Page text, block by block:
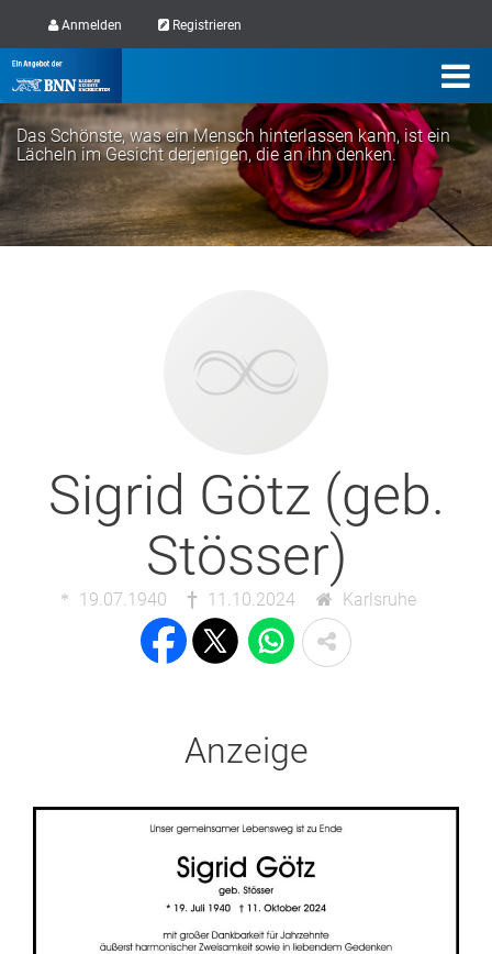
Anmelden Registrieren
Das Schönste, was ein Mensch hinterlassen kann, ist ein
Lächeln im Gesicht derjenigen, die an ihn denken.
Sigrid Götz (geb.
Stösser)
19.07.1940 11.10.2024 Karlsruhe
Anzeige